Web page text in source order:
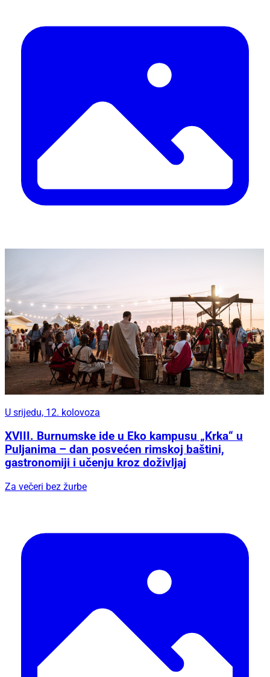
U srijedu, 12. kolovoza
XVIII. Burnumske ide u Eko kampusu „Krka“ u
Puljanima – dan posvećen rimskoj baštini,
gastronomiji i učenju kroz doživljaj
Za večeri bez žurbe